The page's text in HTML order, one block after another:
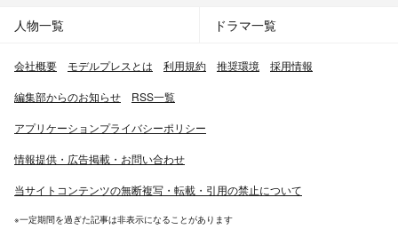
人物一覧 ドラマ一覧
会社概要 モデルプレスとは 利用規約 推奨環境 採用情報
編集部からのお知らせ RSS一覧
アプリケーションプライバシーポリシー
情報提供・広告掲載・お問い合わせ
当サイトコンテンツの無断複写・転載・引用の禁止について
※一定期間を過ぎた記事は非表示になることがあります